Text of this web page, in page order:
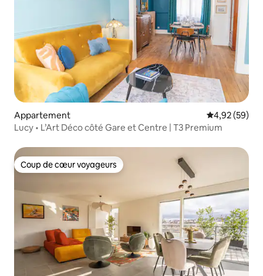
Appartement Évaluation
4,92 (59)
Lucy • L’Art Déco côté Gare et Centre | T3 Premium
Coup de cœur voyageurs
Coup de cœur voyageurs